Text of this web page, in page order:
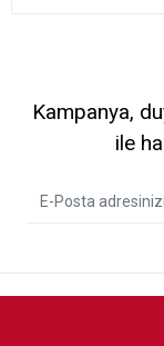
Kampanya,
ile